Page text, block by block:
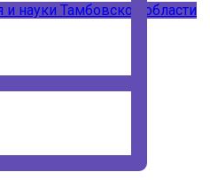
науки Тамбовской области